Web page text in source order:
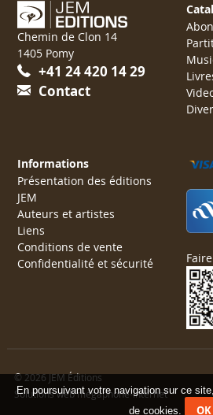
En poursuivant votre navigation sur ce
de cookies.
OK
Chemin de Clon 14
1405 Pomy
+41 24 420 14 29
Contact
Informations
Présentation des éditions
JEM
Auteurs et artistes
Liens
Conditions de vente
Confidentialité et sécurité
© 2026 JEM Éditions
Solutions web mégaphone-internet